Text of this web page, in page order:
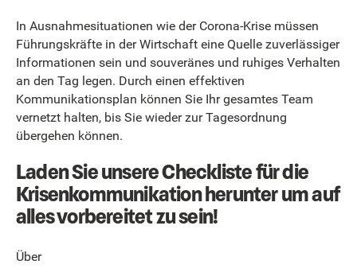
In Ausnahmesituationen wie der Corona-Krise müssen
Führungskräfte in der Wirtschaft eine Quelle zuverlässiger
Informationen sein und souveränes und ruhiges Verhalten
an den Tag legen. Durch einen effektiven
Kommunikationsplan können Sie Ihr gesamtes Team
vernetzt halten, bis Sie wieder zur Tagesordnung
übergehen können.
Laden Sie unsere Checkliste für die
Krisenkommunikation herunter um auf
alles vorbereitet zu sein!
Über